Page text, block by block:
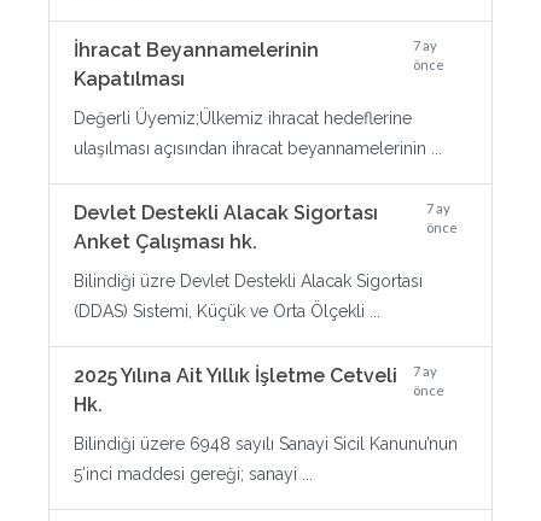
İhracat Beyannamelerinin
Kapatılması
7 ay
önce
Değerli Üyemiz;Ülkemiz ihracat hedeflerine
ulaşılması açısından ihracat beyannamelerinin ...
Devlet Destekli Alacak Sigortası
Anket Çalışması hk.
7 ay
önce
Bilindiği üzre Devlet Destekli Alacak Sigortası
(DDAS) Sistemi, Küçük ve Orta Ölçekli ...
2025 Yılına Ait Yıllık İşletme Cetveli
Hk.
7 ay
önce
Bilindiği üzere 6948 sayılı Sanayi Sicil Kanunu’nun
5’inci maddesi gereği; sanayi ...